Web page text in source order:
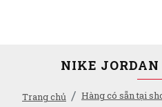
Trang chủ Hàng có sẵn tại
NIKE